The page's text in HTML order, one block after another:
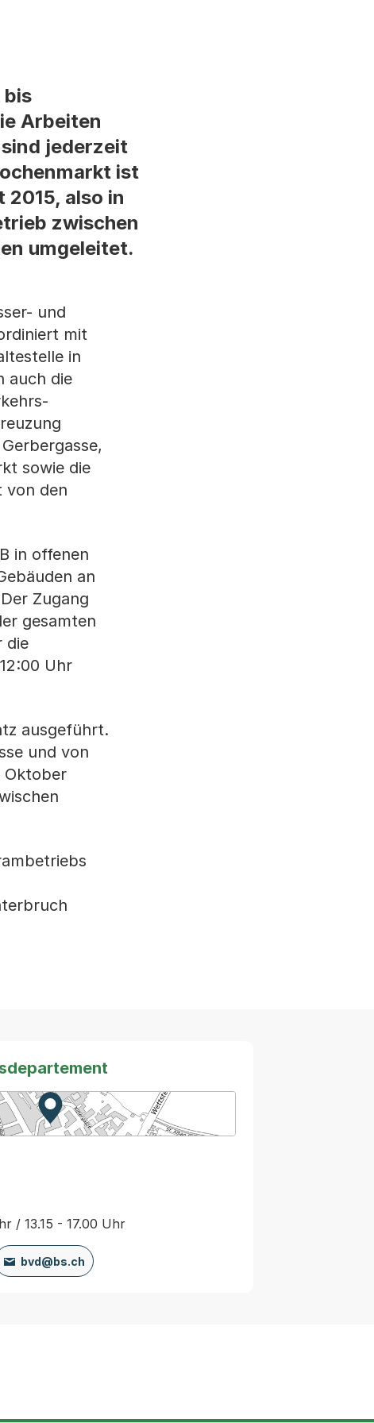
bis
Arbeiten
jederzeit
ist
2015, also in
zwischen
umgeleitet.
und
mit
in
auch die
sowie die
von den
in offenen
an
Zugang
gesamten
die
Uhr
ausgeführt.
und von
Oktober
Zur Karte von MapBS.
Externer Link, wird in einem neuen Tab oder
/ 13.15 - 17.00 Uhr
bvd@bs.ch